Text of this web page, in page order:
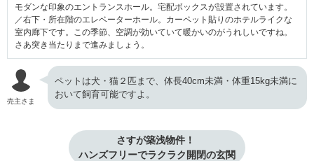
モダンな印象のエントランスホール。宅配ボックスが設置されています。
／右下・所在階のエレベーターホール。カーペット貼りのホテルライクな
室内廊下です。この季節、空調が効いていて暖かいのがうれしいですね。
さあ突き当たりまで進みましょう。
売主さま
ペットは犬・猫２匹まで、体長40cm未満・体重15kg未満に
おいて飼育可能ですよ。
さすが築浅物件！
ハンズフリーでラクラク開閉の玄関